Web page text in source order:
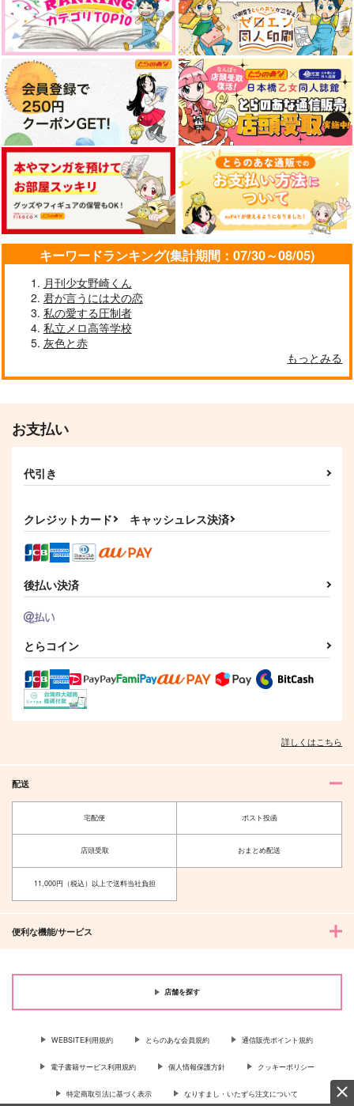
キーワードランキング(集計期間：07/30～08/05)
月刊少女野崎くん
君が言うには犬の恋
私の愛する圧制者
私立メロ高等学校
灰色と赤
もっとみる
お支払い
代引き
クレジットカード キャッシュレス決済
後払い決済
とらコイン
詳しくはこちら
配送
宅配便 ポスト投函
店頭受取 おまとめ配送
11,000円（税込）以上で送料当社負担
便利な機能/サービス
店舗を探す
WEBSITE利用規約 とらのあな会員規約 通信販売ポイント規約
電子書籍サービス利用規約 個人情報保護方針 クッキーポリシー
特定商取引法に基づく表示 なりすまし・いたずら注文について